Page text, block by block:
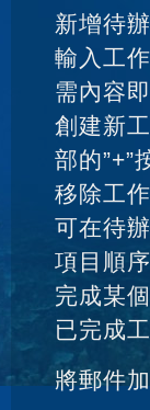
新增待
輸入工
需內容即
創建新
部的”+”
移除工
可在待
項目順
完成某
已完成
將郵件